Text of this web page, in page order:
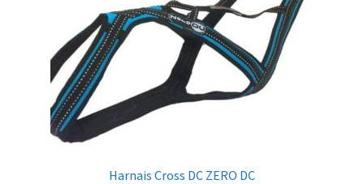
Harnais Cross DC ZERO DC